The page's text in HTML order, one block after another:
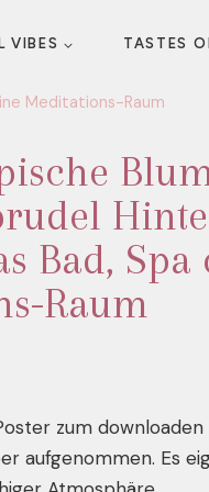
VIBES TASTES
Meditations-Raum
Bad, Spa
Raum
zum
aufgenommen. Es